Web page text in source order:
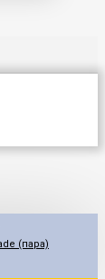
(пара)